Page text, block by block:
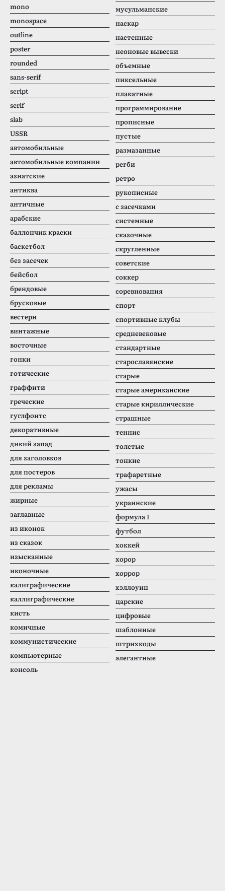
mono
monospace
outline
poster
rounded
sans-serif
script
serif
slab
USSR
автомобильные
автомобильные компании
азиатские
антиква
античные
арабские
баллончик краски
баскетбол
без засечек
бейсбол
брендовые
брусковые
вестерн
винтажные
восточные
гонки
готические
граффити
греческие
гуглфонтс
декоративные
дикий запад
для заголовков
для постеров
для рекламы
жирные
заглавные
из иконок
из сказок
изысканные
иконочные
калиграфические
каллиграфические
кисть
комичные
коммунистические
компьютерные
консоль
мусульманские
наскар
настенные
неоновые вывески
объемные
пиксельные
плакатные
программирование
прописные
пустые
размазанные
регби
ретро
рукописные
с засечками
системные
сказочные
скругленные
советские
соккер
соревнования
спорт
спортивные клубы
средневековые
стандартные
старославянские
старые
старые американские
старые кириллические
страшные
теннис
толстые
тонкие
трафаретные
ужасы
украинские
формула 1
футбол
хоккей
хорор
хоррор
хэллоуин
царские
цифровые
шаблонные
штрихкоды
элегантные